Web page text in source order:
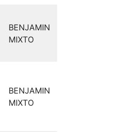
BENJAMIN
MIXTO
BENJAMIN
MIXTO